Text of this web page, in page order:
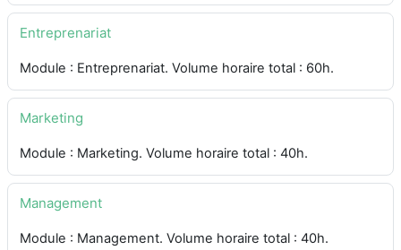
Entreprenariat
Module : Entreprenariat. Volume horaire total : 60h.
Marketing
Module : Marketing. Volume horaire total : 40h.
Management
Module : Management. Volume horaire total : 40h.